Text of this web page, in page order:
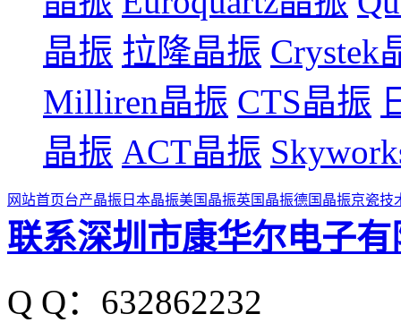
晶振 拉隆晶振 Crystek
Milliren晶振 CTS晶振
晶振 ACT晶振
网站首页台产晶振 日本晶振美国晶振英国晶振德国晶振京瓷技
联系深圳市康华尔电子有
Q Q：632862232